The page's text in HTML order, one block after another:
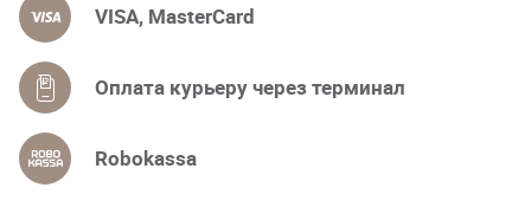
VISA, MasterCard
Оплата курьеру через терминал
Robokassa